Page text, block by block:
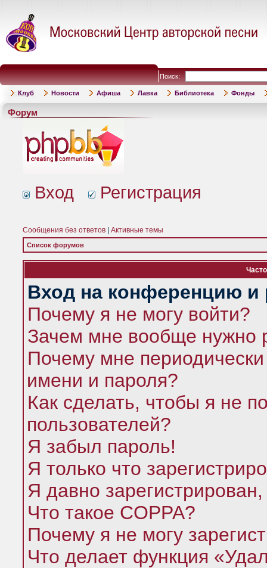
Поиск:
Клуб Новости Афиша Лавка Библиотека Фонды
Форум
Вход Регистрация
Сообщения без ответов Активные темы
Список форумов
Вход на конференцию и
Почему я не могу войти?
Зачем мне вообще нужно
Почему мне
имени и пароля?
Как сделать, чтобы я не
пользователей?
Я забыл пароль!
Я только что
Я давно
Что такое COPPA?
Почему я не могу
Что делает функция